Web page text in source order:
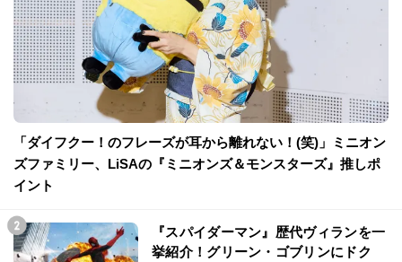
「ダイフクー！のフレーズが耳から離れない！(笑)」ミニオン
ズファミリー、LiSAの『ミニオンズ＆モンスターズ』推しポ
イント
『スパイダーマン』歴代ヴィランを一
挙紹介！グリーン・ゴブリンにドク